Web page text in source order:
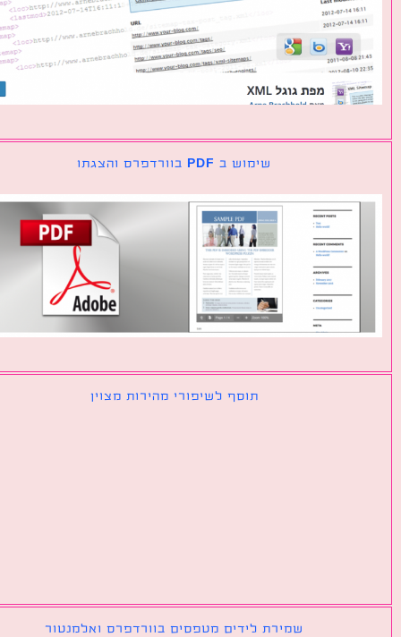
שימוש ב PDF בוורדפרס והצגתו
תוסף לשיפורי מהירות מצוין
שמירת לידים מטפסים בוורדפרס ואלמנטור